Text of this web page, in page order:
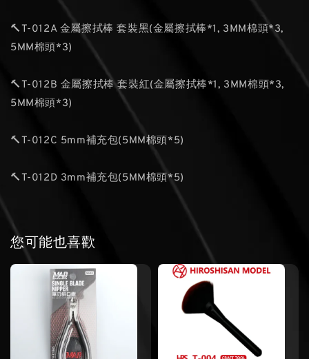
🔨T-012A 金屬擦拭棒 套裝黑(金屬擦拭棒*1, 3MM棉頭*3,
5MM棉頭*3)
🔨T-012B 金屬擦拭棒 套裝紅(金屬擦拭棒*1, 3MM棉頭*3,
5MM棉頭*3)
🔨T-012C 5mm補充包(5MM棉頭*5)
🔨T-012D 3mm補充包(5MM棉頭*5)
您可能也喜歡